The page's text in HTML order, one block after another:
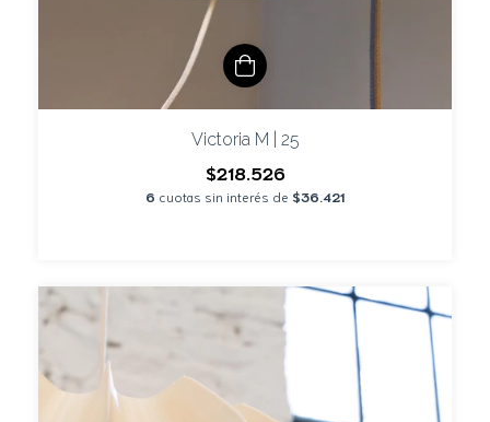
Victoria M | 25
$218.526
6 cuotas sin interés de $36.421